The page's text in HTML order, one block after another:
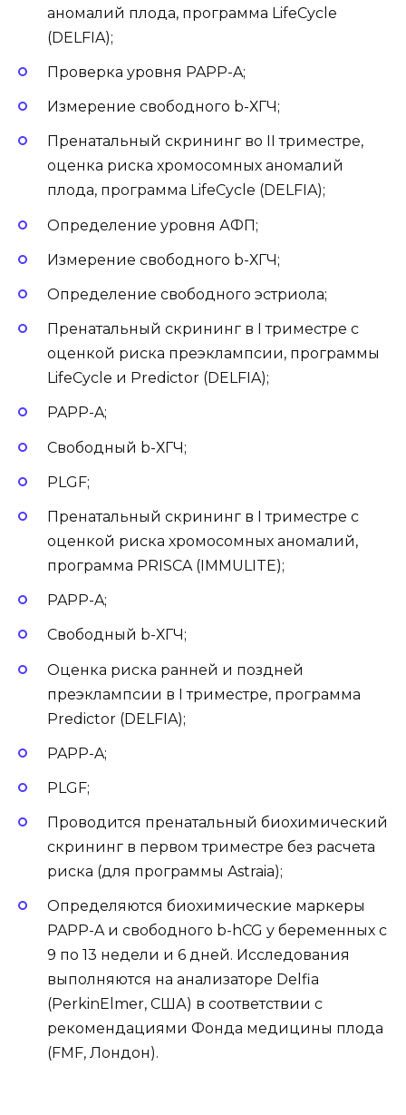
аномалий плода, программа LifeCycle
(DELFIA);
Проверка уровня PAPP-A;
Измерение свободного b-ХГЧ;
Пренатальный скрининг во II триместре,
оценка риска хромосомных аномалий
плода, программа LifeCycle (DELFIA);
Определение уровня АФП;
Измерение свободного b-ХГЧ;
Определение свободного эстриола;
Пренатальный скрининг в I триместре с
оценкой риска преэклампсии, программы
LifeCycle и Predictor (DELFIA);
PAPP-A;
Свободный b-ХГЧ;
PLGF;
Пренатальный скрининг в I триместре с
оценкой риска хромосомных аномалий,
программа PRISCA (IMMULITE);
PAPP-A;
Свободный b-ХГЧ;
Оценка риска ранней и поздней
преэклампсии в I триместре, программа
Predictor (DELFIA);
PAPP-A;
PLGF;
Проводится пренатальный биохимический
скрининг в первом триместре без расчета
риска (для программы Astraia);
Определяются биохимические маркеры
PAPP-A и свободного b-hCG у беременных с
9 по 13 недели и 6 дней. Исследования
выполняются на анализаторе Delfia
(PerkinElmer, США) в соответствии с
рекомендациями Фонда медицины плода
(FMF, Лондон).